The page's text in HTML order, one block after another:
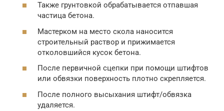
Также грунтовкой обрабатывается отпавшая
частица бетона.
Мастерком на место скола наносится
строительный раствор и прижимается
отколовшийся кусок бетона.
После первичной сцепки при помощи штифтов
или обвязки поверхность плотно скрепляется.
После полного высыхания штифт/обвязка
удаляется.